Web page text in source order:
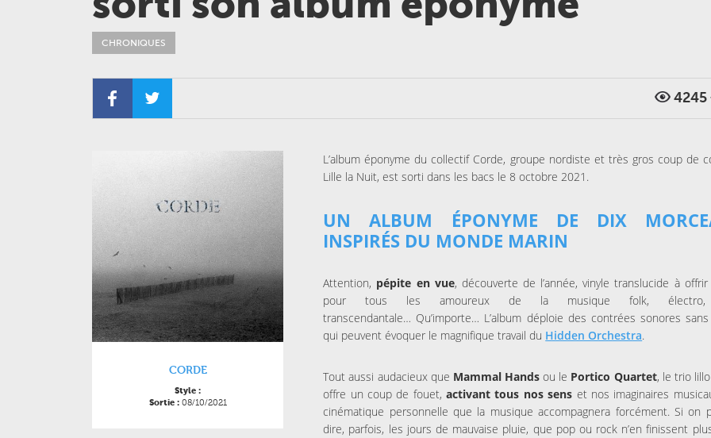
CHRONIQUES
4245
CORDE
Style :
Sortie :08/10/2021
L’album éponyme du collectif Corde, groupe nordiste et très gros coup de
Lille la Nuit, est sorti dans les bacs le 8 octobre 2021.
UN ALBUM ÉPONYME DE DIX
INSPIRÉS DU MONDE MARIN
Attention, pépite en vue, découverte de l’année, vinyle translucide à
pour tous les amoureux de la musique folk,
transcendantale… Qu’importe… L’album déploie des contrées sonores
qui peuvent évoquer le magnifique travail du Hidden Orchestra.
Tout aussi audacieux que Mammal Handsou le Portico Quartet, le trio
offre un coup de fouet,activant tous nos sens et nos imaginaires
cinématique personnelle que la musique accompagnera forcément. Si on
dire, parfois, les jours de mauvaise pluie, que pop ou rock n’en finissent